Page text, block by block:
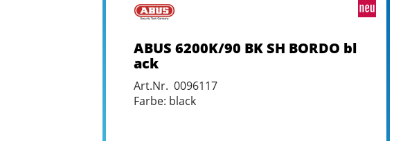
ABUS 6200K/90 BK SH BORDO bl
ack
Art.Nr. 0096117
Farbe: black